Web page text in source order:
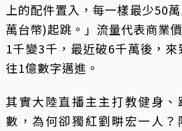
上的配件置入，每一樣最少50
萬台幣)起跳。」流量代表商業
1千變3千，最近破6千萬後，
往1億數字邁進。
其實大陸直播主主打教健身、
數，為何卻獨紅劉畊宏一人？